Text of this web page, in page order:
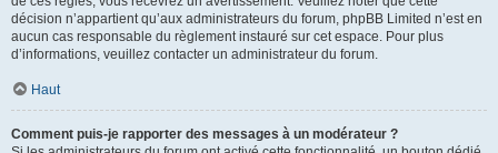
décision n’appartient qu’aux administrateurs du forum, phpBB Limited n’est en
aucun cas responsable du règlement instauré sur cet espace. Pour plus
d’informations, veuillez contacter un administrateur du forum.
Haut
Comment puis-je rapporter des messages à un modérateur ?